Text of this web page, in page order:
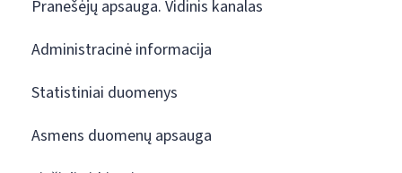
Pranešėjų apsauga. Vidinis kanalas
Administracinė informacija
Statistiniai duomenys
Asmens duomenų apsauga